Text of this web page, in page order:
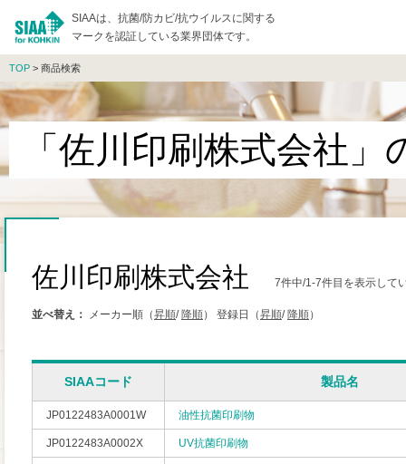
SIAAは、抗菌/防カビ/抗ウイルスに関する
マークを認証している業界団体です。
TOP > 商品検索
「佐川印刷株式会社」
佐川印刷株式会社 7件中/1-7件目を表示して
並べ替え： メーカー順（昇順/ 降順） 登録日（昇順/ 降順）
SIAAコード 製品名
JP0122483A0001W 油性抗菌印刷物
JP0122483A0002X UV抗菌印刷物